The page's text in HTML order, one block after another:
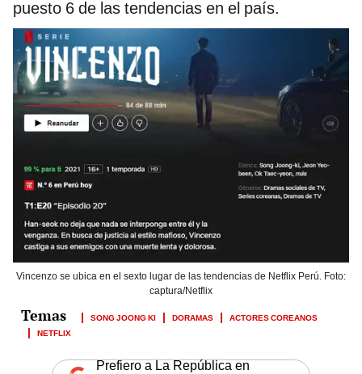
puesto 6 de las tendencias en el país.
Vincenzo se ubica en el sexto lugar de las tendencias de Netflix Perú. Foto:
captura/Netflix
SONG JOONG KI DORAMAS
ACTORES COREANOS
NETFLIX
Prefiero a La República en